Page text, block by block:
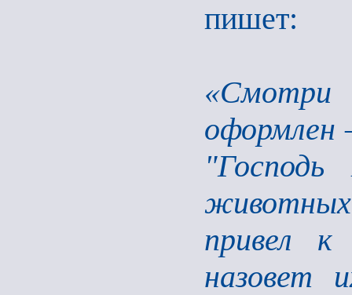
пишет:
оформлен
животных
привел к